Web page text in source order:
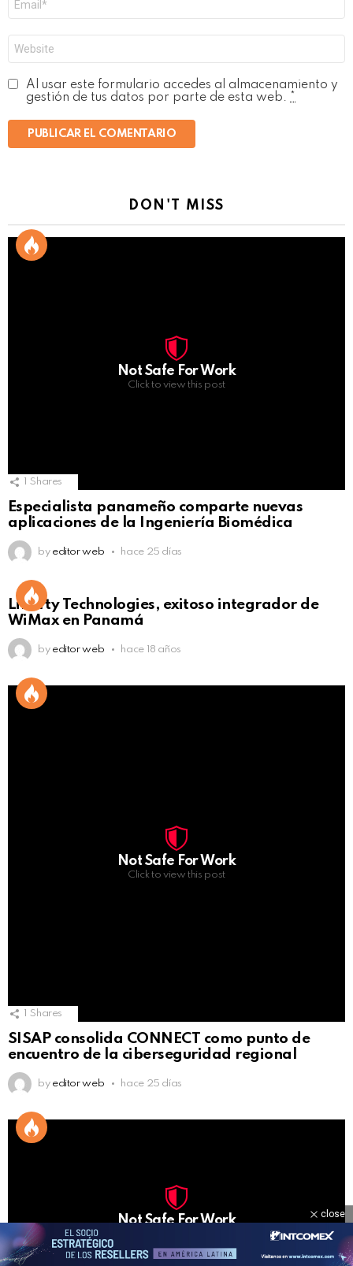
electrónico
*
Al usar este formulario accedes al almacenamiento y
gestión de tus datos por parte de esta web.
DON'T MISS
Not Safe For Work
Click to view this post
1 Shares
Especialista panameño comparte nuevas
aplicaciones de la Ingeniería Biomédica
by editor web hace 25 días
Liberty Technologies, exitoso integrador de
WiMax en Panamá
by editor web hace 18 años
Not Safe For Work
Click to view this post
1 Shares
SISAP consolida CONNECT como punto de
encuentro de la ciberseguridad regional
by editor web hace 25 días
Not Safe For Work close